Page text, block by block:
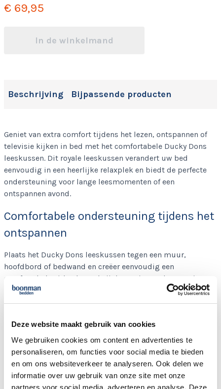
Deze website maakt gebruik van cookies
We gebruiken cookies om content en advertenties te
personaliseren, om functies voor social media te bieden
en om ons websiteverkeer te analyseren. Ook delen we
informatie over uw gebruik van onze site met onze
partners voor social media, adverteren en analyse. Deze
€ 69,95
In de winkelmand
Beschrijving Bijpassende producten
Geniet van extra comfort tijdens het lezen, ontspannen of
televisie kijken in bed met het comfortabele Ducky Dons
leeskussen. Dit royale leeskussen verandert uw bed
eenvoudig in een heerlijke relaxplek en biedt de perfecte
ondersteuning voor lange leesmomenten of een
ontspannen avond.
Comfortabele ondersteuning tijdens het
ontspannen
Plaats het Ducky Dons leeskussen tegen een muur,
hoofdbord of bedwand en creëer eenvoudig een
comfortabele zithoek. Dankzij de stevige ondersteuning
voor uw rug en de fijne ruimte voor uw hoofd kunt u
heerlijk ontspannen zitten tijdens het lezen van een boek,
maakt uw bed de ideale plek om comfortabel te genieten.
Hoogwaardige materialen en stevige
vulling